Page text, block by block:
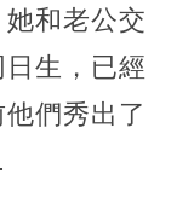
和老公交
生，已經
們秀出了